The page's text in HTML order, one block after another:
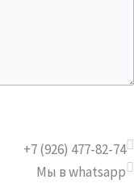
+7 (926) 477-82-74
Мы в whatsapp